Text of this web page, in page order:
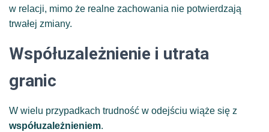
w relacji, mimo że realne zachowania nie potwierdzają
trwałej zmiany.
Współuzależnienie i utrata
granic
W wielu przypadkach trudność w odejściu wiąże się z
współuzależnieniem.